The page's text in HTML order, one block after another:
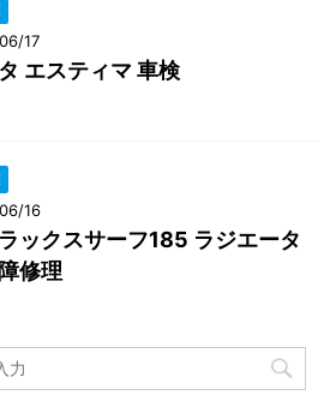
17
エスティマ 車検
16
ックスサーフ185 ラジエータ
修理